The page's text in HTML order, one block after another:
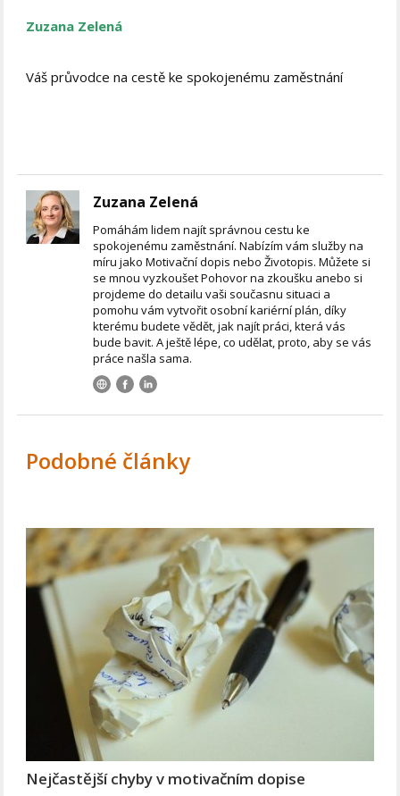
Zuzana Zelená
Váš průvodce na cestě ke spokojenému zaměstnání
Zuzana Zelená
Pomáhám lidem najít správnou cestu ke
spokojenému zaměstnání. Nabízím vám služby na
míru jako Motivační dopis nebo Životopis. Můžete si
se mnou vyzkoušet Pohovor na zkoušku anebo si
projdeme do detailu vaši současnu situaci a
pomohu vám vytvořit osobní kariérní plán, díky
kterému budete vědět, jak najít práci, která vás
bude bavit. A ještě lépe, co udělat, proto, aby se vás
práce našla sama.
Podobné články
Nejčastější chyby v motivačním dopise